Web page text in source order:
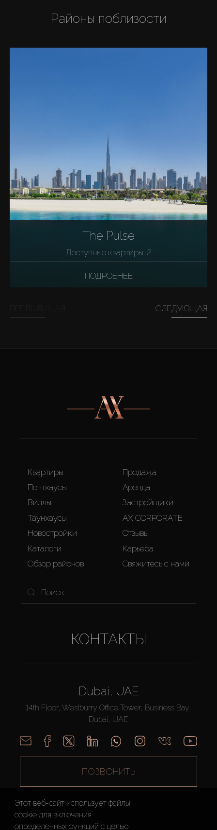
Районы поблизости
The Pulse
Доступные квартиры: 2
ПОДРОБНЕЕ
СЛЕДУЮЩАЯ
Квартиры
Пентхаусы
Виллы
Таунхаусы
Новостройки
Каталоги
Обзор районов
Продажа
Аренда
Застройщики
AX CORPORATE
Отзывы
Карьера
Свяжитесь с нами
КОНТАКТЫ
Dubai, UAE
14th Floor, Westburry Office Tower, Business Bay,
Dubai, UAE
ПОЗВОНИТЬ
Этот веб-сайт использует файлы
cookie для включения
определенных функций c целью